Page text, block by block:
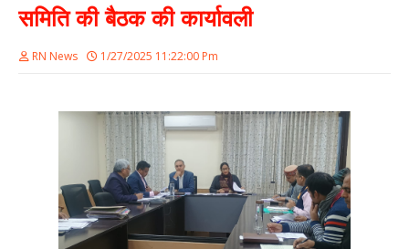
समिति की बैठक की कार्यावली
RN News 1/27/2025 11:22:00 Pm